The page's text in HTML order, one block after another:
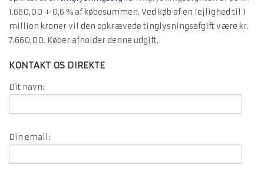
1.660,00 + 0,6 % af købesummen. Ved køb af en lejlighed til 1
million kroner vil den opkrævede tinglysningsafgift være kr.
7.660,00. Køber afholder denne udgift.
KONTAKT OS DIREKTE
Dit navn:
Din email: